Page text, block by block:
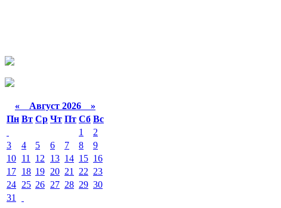
« Август 2026 »
Пн Вт Ср Чт Пт Сб Вс
1
2
3
4 5 6 7 8
9
10 11 12 13 14 15 16
17 18 19 20 21 22 23
24 25 26 27 28 29 30
31